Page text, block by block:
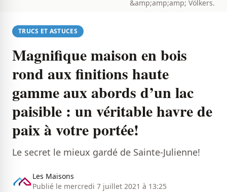
&amp;amp;amp; Völkers.
TRUCS ET ASTUCES
Magnifique maison en bois
rond aux finitions haute
gamme aux abords d’un lac
paisible : un véritable havre de
paix à votre portée!
Le secret le mieux gardé de Sainte-Julienne!
Les Maisons
Publié le mercredi 7 juillet 2021 à 13:25